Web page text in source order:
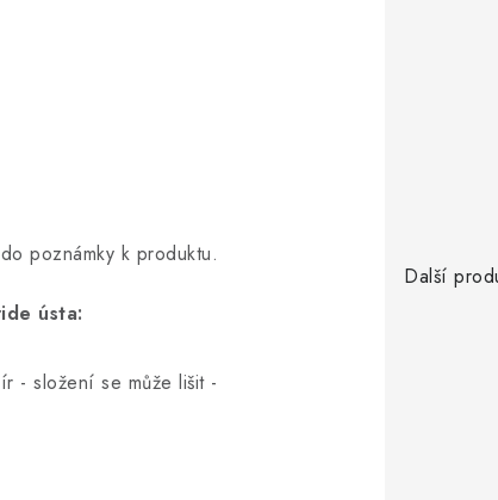
poznámky k produktu.
ústa:
- složení se může lišit -
Další